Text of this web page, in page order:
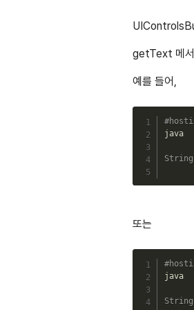
getText 메서
예를 들어,
java
String
또는
java
String